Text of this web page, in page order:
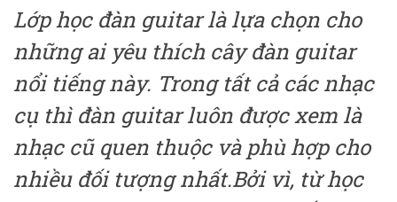
Lớp học đàn guitar là lựa chọn cho
những ai yêu thích cây đàn guitar
nổi tiếng này. Trong tất cả các nhạc
cụ thì đàn guitar luôn được xem là
nhạc cũ quen thuộc và phù hợp cho
nhiều đối tượng nhất.Bởi vì, từ học